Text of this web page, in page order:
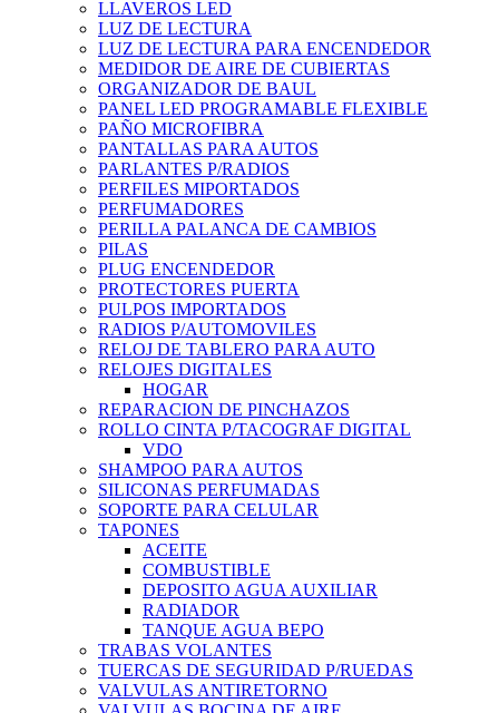
LLAVEROS LED
LUZ DE LECTURA
LUZ DE LECTURA PARA ENCENDEDOR
MEDIDOR DE AIRE DE CUBIERTAS
ORGANIZADOR DE BAUL
PANEL LED PROGRAMABLE FLEXIBLE
PAÑO MICROFIBRA
PANTALLAS PARA AUTOS
PARLANTES P/RADIOS
PERFILES MIPORTADOS
PERFUMADORES
PERILLA PALANCA DE CAMBIOS
PILAS
PLUG ENCENDEDOR
PROTECTORES PUERTA
PULPOS IMPORTADOS
RADIOS P/AUTOMOVILES
RELOJ DE TABLERO PARA AUTO
RELOJES DIGITALES
HOGAR
REPARACION DE PINCHAZOS
ROLLO CINTA P/TACOGRAF DIGITAL
VDO
SHAMPOO PARA AUTOS
SILICONAS PERFUMADAS
SOPORTE PARA CELULAR
TAPONES
ACEITE
COMBUSTIBLE
DEPOSITO AGUA AUXILIAR
RADIADOR
TANQUE AGUA BEPO
TRABAS VOLANTES
TUERCAS DE SEGURIDAD P/RUEDAS
VALVULAS ANTIRETORNO